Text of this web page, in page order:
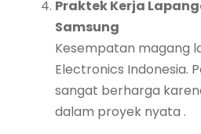
Praktek Kerja
Samsung
Kesempatan magang
Electronics Indonesia.
sangat berharga
dalam proyek nyata .